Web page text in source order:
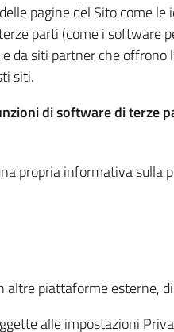
pagine del Sito come
parti (come i software
siti partner che
siti.
di software di terze
propria informativa sulla
piattaforme esterne,
alle impostazioni